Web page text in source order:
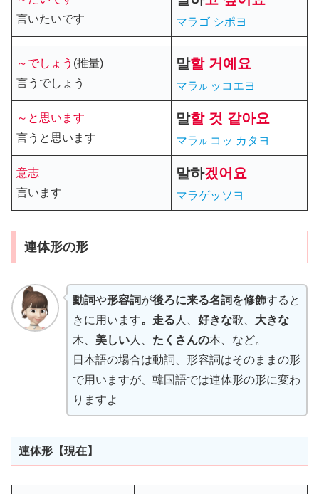
言いたいです
マラゴ シポヨ
～でしょう (推量)
言うでしょう
말할 거예요
マラ ル ッコエヨ
～と思います
言うと思います
말할것 같아요
マラ ル コッ カタヨ
意志
言います
말하겠어요
マラゲッソヨ
連体形の形
動詞や形容詞が後ろに来る名詞を修飾すると
きに用います。走る 人、 好きな歌、 大きな
木、 美しい人、 たくさんの本、など。
日本語の場合は動詞、形容詞はそのままの形
で用いますが、韓国語では連体形の形に変わ
りますよ
連体形【現在】